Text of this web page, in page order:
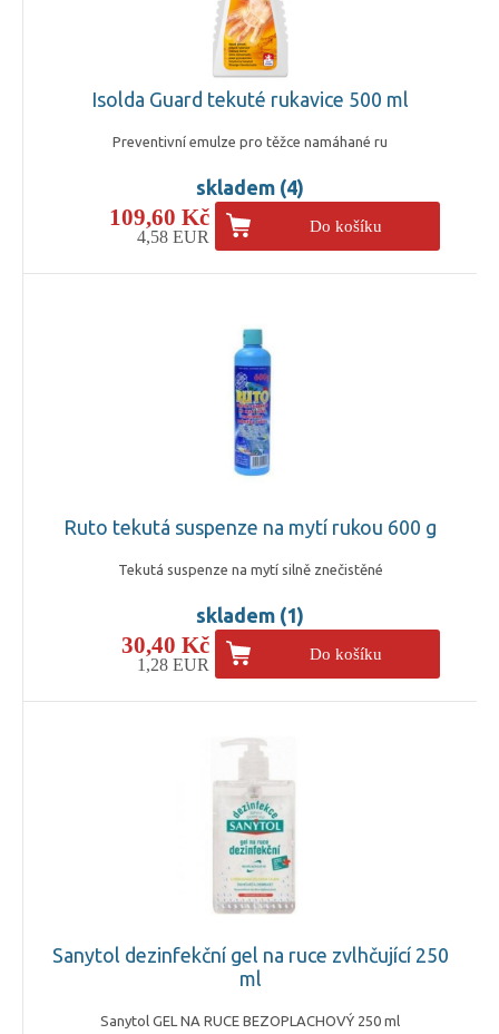
Isolda Guard tekuté rukavice 500 ml
Preventivní emulze pro těžce namáhané ru
skladem (4)
109,60 Kč
4,58 EUR
Do košíku
Ruto tekutá suspenze na mytí rukou 600 g
Tekutá suspenze na mytí silně znečistěné
skladem (1)
30,40 Kč
1,28 EUR
Do košíku
Sanytol dezinfekční gel na ruce zvlhčující 250
ml
Sanytol GEL NA RUCE BEZOPLACHOVÝ 250 ml